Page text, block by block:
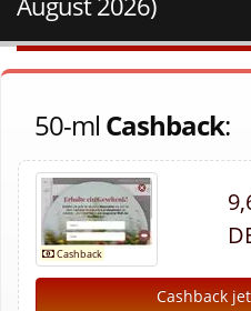
50-ml Cashback:
Cashback